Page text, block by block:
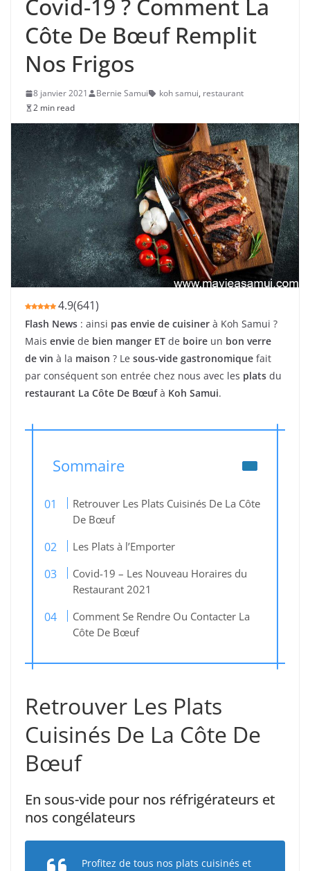
Covid-19 ? Comment La
Côte De Bœuf Remplit
Nos Frigos
8 janvier 2021 Bernie Samui koh samui, restaurant
2 min read
4.9(641)
Flash News : ainsi pas envie de cuisiner à Koh Samui ?
Mais envie de bien manger ET de boire un bon verre
de vin à la maison ? Le sous-vide gastronomique fait
par conséquent son entrée chez nous avec les plats du
restaurant La Côte De Bœufà Koh Samui.
Sommaire
Retrouver Les Plats Cuisinés De La Côte
De Bœuf
Les Plats à l’Emporter
Covid-19 – Les Nouveau Horaires du
Restaurant 2021
Comment Se Rendre Ou Contacter La
Côte De Bœuf
Retrouver Les Plats
Cuisinés De La Côte De
Bœuf
En sous-vide pour nos réfrigérateurs et
nos congélateurs
Profitez de tous nos plats cuisinés et